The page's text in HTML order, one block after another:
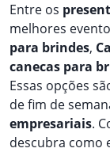
Entre os
melhores
para brindes,
canecas para
Essas opções
de fim de
empresariais.
descubra como